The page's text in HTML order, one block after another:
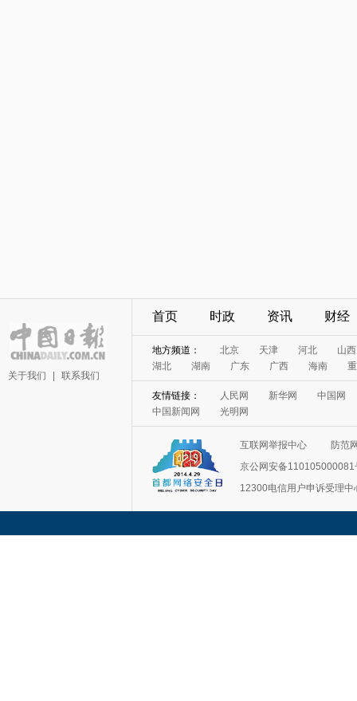
关于我们 联系我们
首页 时政 资讯 财经
地方频道： 北京 天津 河北
山西
湖北
湖南 广东 广西 海南
友情链接： 人民网 新华网
中国网
中国新闻网
光明网
互联网举报中心
防范
京公网安备110105000081
12300电信用户申诉受理中